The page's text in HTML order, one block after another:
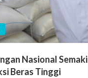
Nasional
Beras Tinggi